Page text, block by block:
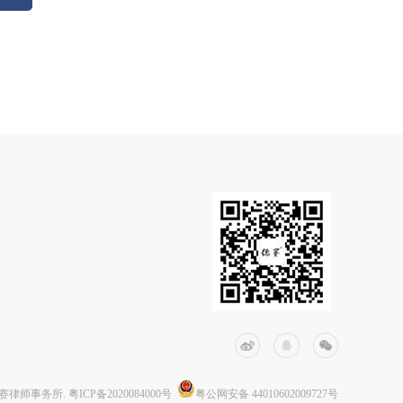
律师事务所. 粤ICP备2020084000号 粤公网安备 44010602009727号